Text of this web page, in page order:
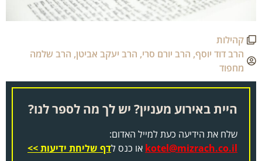
קהילות
הרב דוד יוסף,הרב יורם סרי,הרב יעקב אביטן,הרב שלמה
מחפוד
היית באירוע מעניין? יש לך מה לספר לנו?
שלח את הידיעה כעת למייל האדום:
kotel@mizrach.co.ilאו כנס לדף שליחת ידיעות >>